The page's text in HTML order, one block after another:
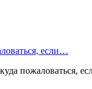
если…
пожаловаться,